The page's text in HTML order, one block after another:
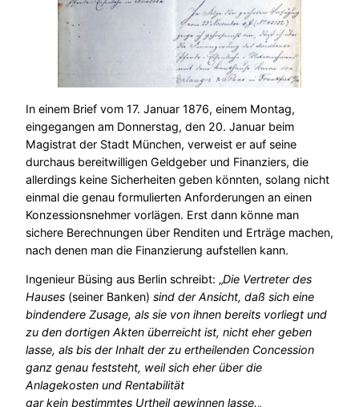
In einem Brief vom 17. Januar 1876, einem Montag,
eingegangen am Donnerstag, den 20. Januar beim
Magistrat der Stadt München, verweist er auf seine
durchaus bereitwilligen Geldgeber und Finanziers, die
allerdings keine Sicherheiten geben könnten, solang nicht
einmal die genau formulierten Anforderungen an einen
Konzessionsnehmer vorlägen. Erst dann könne man
sichere Berechnungen über Renditen und Erträge machen,
nach denen man die Finanzierung aufstellen kann.
Ingenieur Büsing aus Berlin schreibt: „Die Vertreter des
Hauses (seiner Banken) sind der Ansicht, daß sich eine
bindendere Zusage, als sie von ihnen bereits vorliegt und
zu den dortigen Akten überreicht ist, nicht eher geben
lasse, als bis der Inhalt der zu ertheilenden Concession
ganz genau feststeht, weil sich eher über die
Anlagekosten und Rentabilität
gar kein bestimmtes Urtheil gewinnen lasse.„